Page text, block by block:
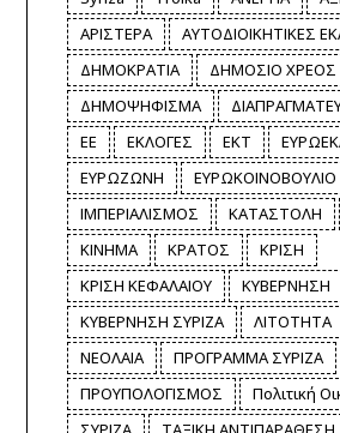
ΑΡΙΣΤΕΡΑ
ΑΥΤΟΔΙΟΙΚΗΤΙΚΕΣ
ΔΗΜΟΚΡΑΤΙΑ
ΔΗΜΟΣΙΟ ΧΡΕΟΣ
ΔΗΜΟΨΗΦΙΣΜΑ
ΕΕ
ΕΚΛΟΓΕΣ ΕΚΤ
ΕΥΡΩΖΩΝΗ
ΕΥΡΩΚΟΙΝΟΒΟΥΛΙΟ
ΙΜΠΕΡΙΑΛΙΣΜΟΣ
ΚΑΤΑΣΤΟΛΗ
ΚΙΝΗΜΑ
ΚΡΑΤΟΣ
ΚΡΙΣΗ
ΚΡΙΣΗ ΚΕΦΑΛΑΙΟΥ
ΚΥΒΕΡΝΗΣΗ
ΚΥΒΕΡΝΗΣΗ ΣΥΡΙΖΑ
ΛΙΤΟΤΗΤΑ
ΝΕΟΛΑΙΑ
ΠΡΟΓΡΑΜΜΑ ΣΥΡΙΖΑ
ΠΡΟΥΠΟΛΟΓΙΣΜΟΣ
Πολιτική